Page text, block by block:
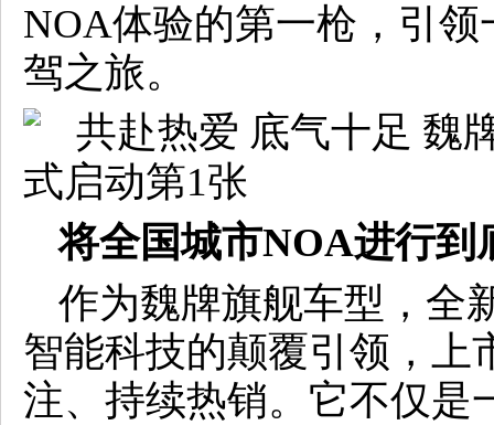
NOA体验的第一枪，引
驾之旅。
将全国城市NOA进行到
作为魏牌旗舰车型，全
智能科技的颠覆引领，上
注、持续热销。它不仅是